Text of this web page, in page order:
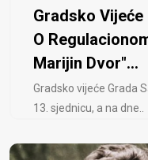
Gradsko Vijeće
O
Marijin Dvor"...
Gradsko vijeće Grada
13. sjednicu, a na dne..